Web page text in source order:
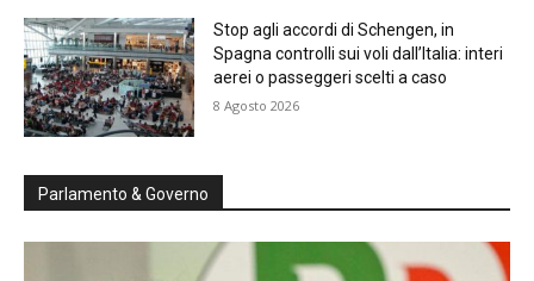
Stop agli accordi di Schengen, in
Spagna controlli sui voli dall’Italia: interi
aerei o passeggeri scelti a caso
8 Agosto 2026
Parlamento & Governo